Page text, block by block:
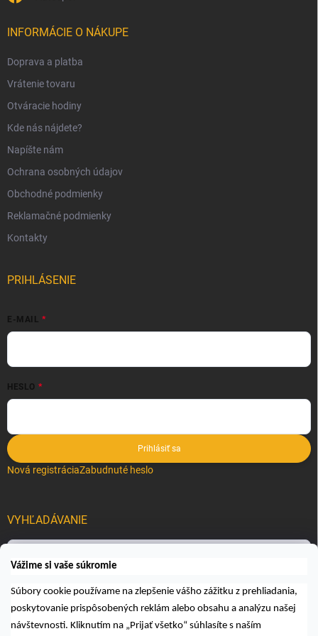
Vážime si vaše súkromie
Súbory cookie používame na zlepšenie vášho zážitku z prehliadania,
poskytovanie prispôsobených reklám alebo obsahu a analýzu našej
návštevnosti. Kliknutím na „Prijať všetko“ súhlasíte s naším
INFORMÁCIE O NÁKUPE
Doprava a platba
Vrátenie tovaru
Otváracie hodiny
Kde nás nájdete?
Napíšte nám
Ochrana osobných údajov
Obchodné podmienky
Reklamačné podmienky
Kontakty
PRIHLÁSENIE
E-MAIL
HESLO
Prihlásiť sa
Nová registráciaZabudnuté heslo
VYHĽADÁVANIE